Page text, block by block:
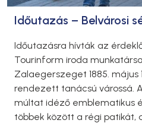
Időutazás – Belvárosi
Időutazásra hívták az
Tourinform iroda
Zalaegerszeget 1885. május
rendezett tanácsú várossá.
múltat idéző emblematikus
többek között a régi patikát,